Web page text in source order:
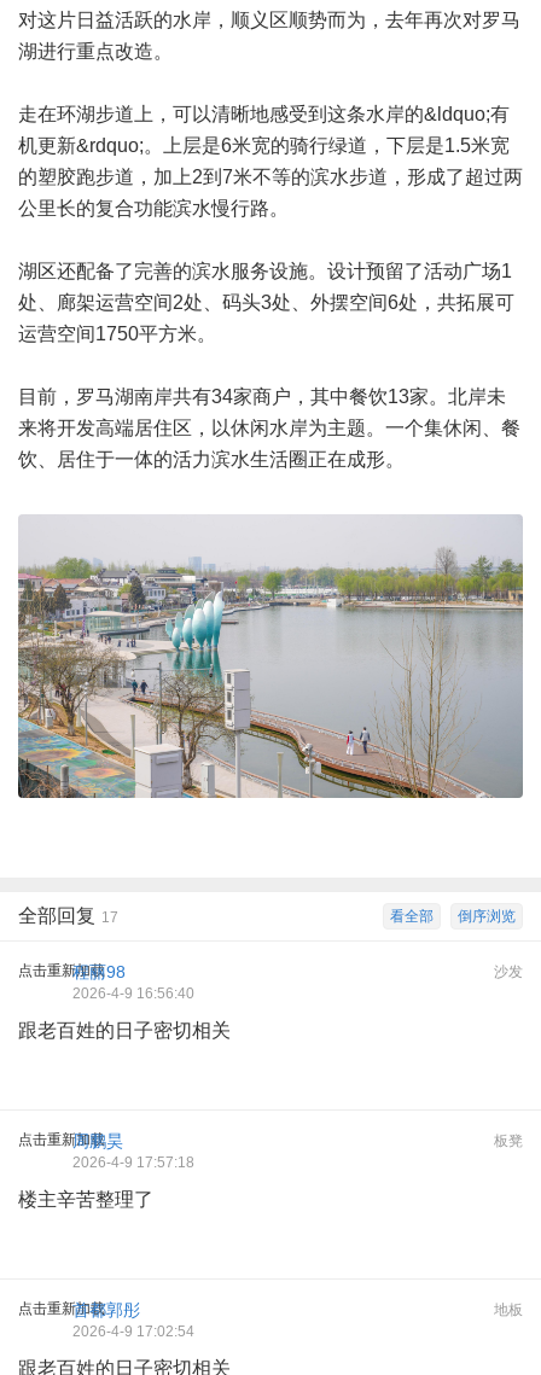
对这片日益活跃的水岸，顺义区顺势而为，去年再次对罗马
湖进行重点改造。
走在环湖步道上，可以清晰地感受到这条水岸的&ldquo;有
机更新&rdquo;。上层是6米宽的骑行绿道，下层是1.5米宽
的塑胶跑步道，加上2到7米不等的滨水步道，形成了超过两
公里长的复合功能滨水慢行路。
湖区还配备了完善的滨水服务设施。设计预留了活动广场1
处、廊架运营空间2处、码头3处、外摆空间6处，共拓展可
运营空间1750平方米。
目前，罗马湖南岸共有34家商户，其中餐饮13家。北岸未
来将开发高端居住区，以休闲水岸为主题。一个集休闲、餐
饮、居住于一体的活力滨水生活圈正在成形。
倒序浏览
看全部
全部回复 17
点击重新加载 沙发
程丽98
2026-4-9 16:56:40
跟老百姓的日子密切相关
点击重新加载 板凳
周鹏昊
2026-4-9 17:57:18
楼主辛苦整理了
点击重新加载 地板
首都郭彤
2026-4-9 17:02:54
跟老百姓的日子密切相关